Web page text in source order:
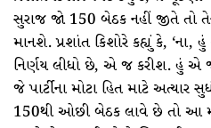
સુરાજ જો 150 બેઠક નહીં જીતે તો
માનશે. પ્રશાંત કિશોરે કહ્યું કે, ‘ના,
નિર્ણય લીધો છે, એ જ કરીશ. હું એ
જે પાર્ટીના મોટા હિત માટે અત્યાર
150થી ઓછી બેઠક લાવે છે તો આ